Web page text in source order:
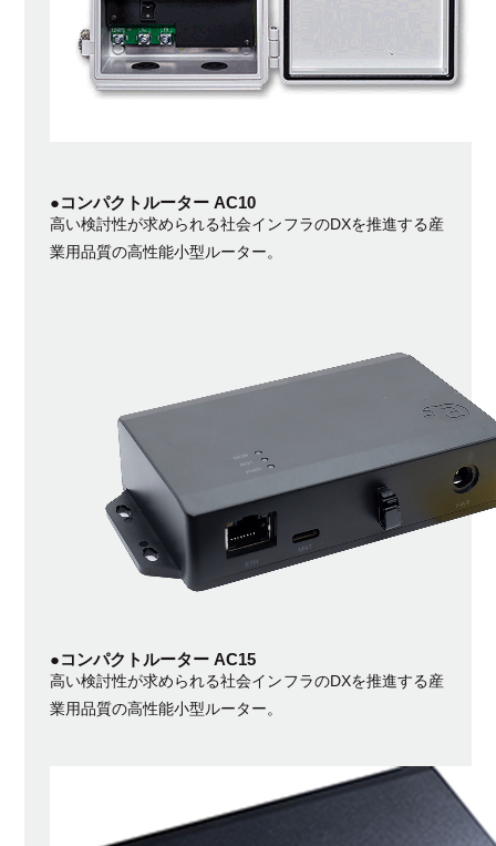
●コンパクトルーター AC10
高い検討性が求められる社会インフラのDXを推進する産
業用品質の高性能小型ルーター。
●コンパクトルーター AC15
高い検討性が求められる社会インフラのDXを推進する産
業用品質の高性能小型ルーター。